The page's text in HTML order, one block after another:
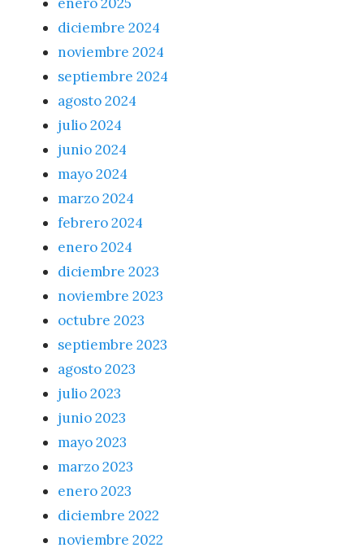
diciembre 2024
noviembre 2024
septiembre 2024
agosto 2024
julio 2024
junio 2024
mayo 2024
marzo 2024
febrero 2024
enero 2024
diciembre 2023
noviembre 2023
octubre 2023
septiembre 2023
agosto 2023
julio 2023
junio 2023
mayo 2023
marzo 2023
enero 2023
diciembre 2022
noviembre 2022